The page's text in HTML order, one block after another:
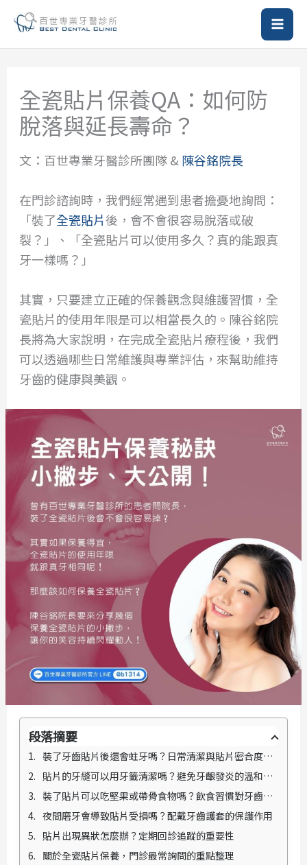
主
全瓷貼片保養QA：如何防
脫落與延長壽命？
文：百世專業牙醫診所團隊 &陳谷銘院長
在門診諮詢時，我們經常遇到患者擔憂地詢問：
「裝了全瓷貼片後，會不會很容易脫落或破
裂？」、「全瓷貼片可以使用多久？真的能跟真
牙一樣嗎？」
其實，只要建立正確的保養觀念與維護習慣，全
瓷貼片的使用年限是可以相當長久的。陳谷銘院
長將為大家說明，在完成全瓷貼片療程後，我們
可以透過哪些日常維護與專業評估，來幫助維持
牙齒的健康與美觀。
段落摘要
裝了牙齒貼片後還會蛀牙嗎？日常清潔與貼片密合度的關聯
貼片的牙縫可以用牙籤清潔嗎？避免牙齦發炎的溫和方式
裝了貼片可以吃堅果或帶骨食物嗎？飲食習慣對牙齒的影響
夜間磨牙會導致貼片受損嗎？配戴牙齒護套的保護作用
貼片出現異狀怎麼辦？定期回診追蹤的重要性
關於全瓷貼片保養，門診最常詢問的重點整理